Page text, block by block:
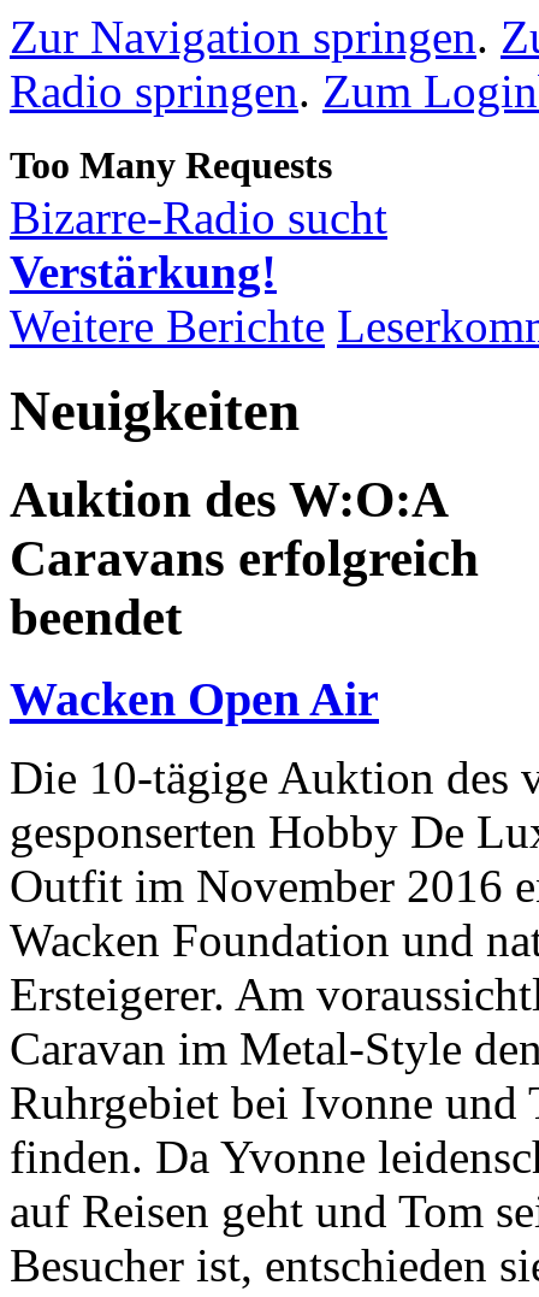
Zur Navigation springen.
Radio springen. Zum
Bizarre-Radio sucht
Verstärkung!
Weitere Berichte
Neuigkeiten
Auktion des W:O:A
Caravans erfolgreich
beendet
Wacken Open Air
Die 10-tägige Auktion des
gesponserten Hobby De
Outfit im November 2016
Wacken Foundation und
Ersteigerer. Am
Caravan im Metal-Style
Ruhrgebiet bei Ivonne und
finden. Da Yvonne
auf Reisen geht und Tom
Besucher ist, entschieden